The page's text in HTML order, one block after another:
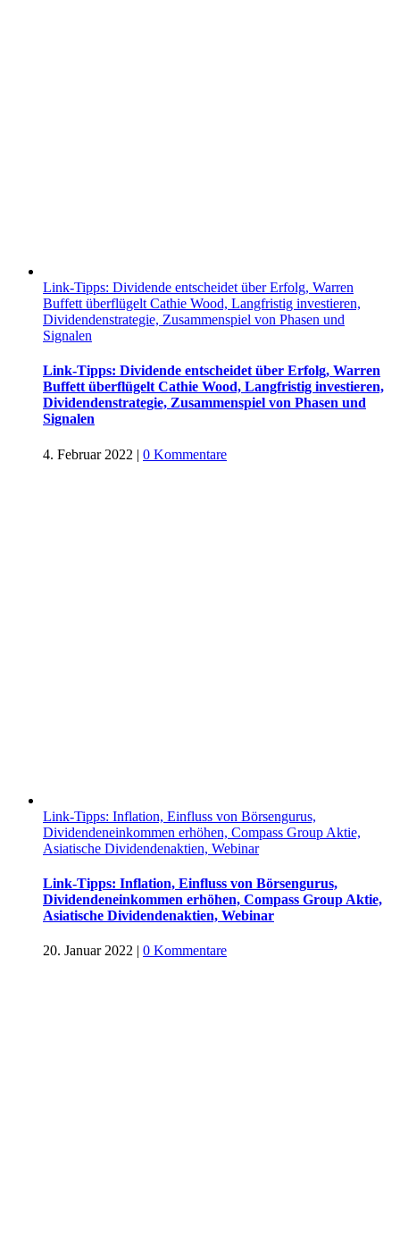
Link-Tipps: Dividende entscheidet über Erfolg, Warren
Buffett überflügelt Cathie Wood, Langfristig investieren,
Dividendenstrategie, Zusammenspiel von Phasen und
Signalen
Link-Tipps: Dividende entscheidet über Erfolg, Warren
Buffett überflügelt Cathie Wood, Langfristig investieren,
Dividendenstrategie, Zusammenspiel von Phasen und
Signalen
4. Februar 2022 | 0 Kommentare
Link-Tipps: Inflation, Einfluss von Börsengurus,
Dividendeneinkommen erhöhen, Compass Group Aktie,
Asiatische Dividendenaktien, Webinar
Link-Tipps: Inflation, Einfluss von Börsengurus,
Dividendeneinkommen erhöhen, Compass Group Aktie,
Asiatische Dividendenaktien, Webinar
20. Januar 2022 | 0 Kommentare